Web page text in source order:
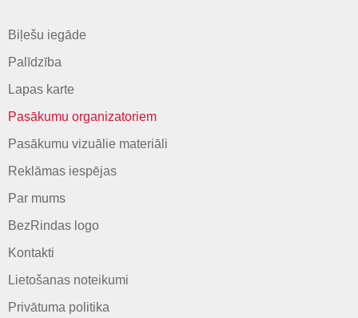
Biļešu iegāde
Palīdzība
Lapas karte
Pasākumu organizatoriem
Pasākumu vizuālie materiāli
Reklāmas iespējas
Par mums
BezRindas logo
Kontakti
Lietošanas noteikumi
Privātuma politika